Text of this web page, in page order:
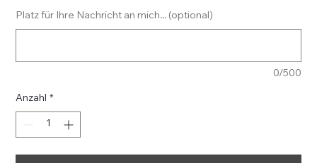
Platz für Ihre Nachricht an mich... (optional)
0/500
Anzahl *